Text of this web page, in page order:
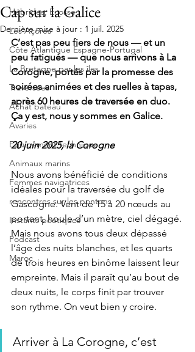
Hébrides, Ecosse
Les Açores
Côte Atlantique Espagne-Portugal
La Bretagne par les îles
Traversées
Achat bateau
Avaries
Equipement technique
Animaux marins
Femmes navigatrices
rencontres sur les pontons
Instants poétiques
Podcast
Maroc
Cap sur la Galice
Dernière mise à jour : 1 juil. 2025
C’est pas peu fiers de nous — et un
peu fatigués — que nous arrivons à La
Corogne, portés par la promesse des
soirées animées et des ruelles à tapas,
après 60 heures de traversée en duo.
Ça y est, nous y sommes en Galice.
20 juin 2025, la Corogne
Nous avons bénéficié de conditions
idéales pour la traversée du golf de
Gascogne. Vent de 15 à 20 nœuds au
portant, houle d’un mètre, ciel dégagé.
Mais nous avons tous deux dépassé
l’âge des nuits blanches, et les quarts
de trois heures en binôme laissent leur
empreinte. Mais il paraît qu’au bout de
deux nuits, le corps finit par trouver
son rythme. On veut bien y croire.
Arriver à La Corogne, c’est